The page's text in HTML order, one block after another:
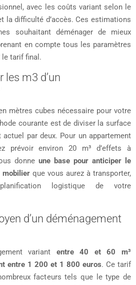
avec les coûts variant selon le
la difficulté d’accès. Ces estimations
souhaitant déménager de mieux
en compte tous les paramètres
le tarif final.
m3 d’un
mètres cubes nécessaire pour votre
courante est de diviser la surface
par deux. Pour un appartement
prévoir environ 20 m³ d’effets à
donne une base pour anticiper le
mobilierque vous aurez à transporter,
logistique de votre
d’un déménagement
variant entre 40 et 60 m³
entre 1 200 et 1 800 euros. Ce tarif
facteurs tels que le type de